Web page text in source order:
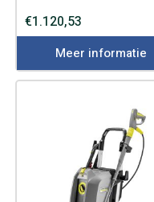
€1.120,53
Meer informatie